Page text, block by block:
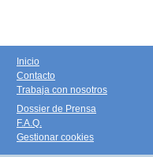
Inicio
Contacto
Trabaja con nosotros
Dossier de Prensa
F.A.Q.
Gestionar cookies